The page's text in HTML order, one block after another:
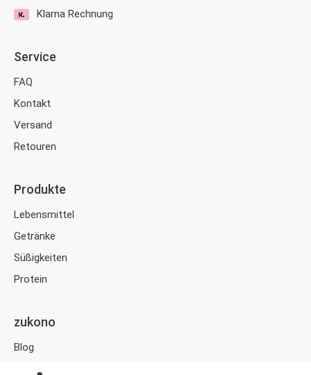
Klarna Rechnung
Service
FAQ
Kontakt
Versand
Retouren
Produkte
Lebensmittel
Getränke
Süßigkeiten
Protein
zukono
Blog